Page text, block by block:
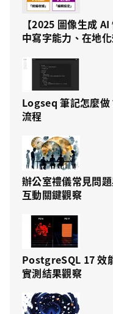
【2025 圖像生成
中寫字能力、在地
Logseq 筆記怎麼
流程
辦公室禮儀常見問
互動關鍵觀察
PostgreSQL 17 效
實測結果觀察